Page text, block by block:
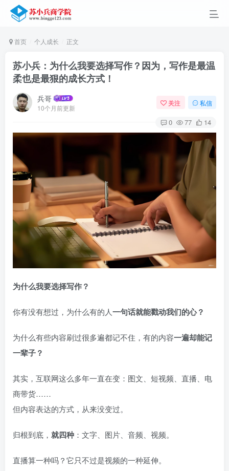
首页 个人成长 正文
苏小兵：为什么我要选择写作？因为，写作是最温
柔也是最狠的成长方式！
兵哥
10个月前更新
关注 私信
0 77 14
为什么我要选择写作？
你有没有想过，为什么有的人一句话就能戳动我们的心？
为什么有些内容刷过很多遍都记不住，有的内容一遍却能记
一辈子？
其实，互联网这么多年一直在变：图文、短视频、直播、电
商带货……
但内容表达的方式，从来没变过。
归根到底， 就四种 ：文字、图片、音频、视频。
直播算一种吗？它只不过是视频的一种延伸。